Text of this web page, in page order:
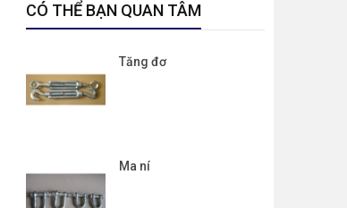
CÓ THỂ BẠN QUAN TÂM
Tăng đơ
Ma ní